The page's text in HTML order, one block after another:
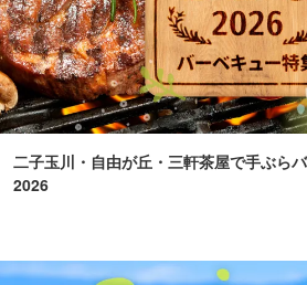
二子玉川・自由が丘・三軒茶屋で手ぶら
2026